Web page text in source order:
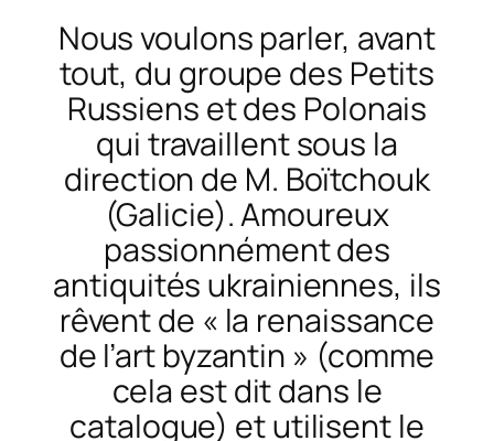
Nous voulons parler, avant
tout, du groupe des Petits
Russiens et des Polonais
qui travaillent sous la
direction de M. Boïtchouk
(Galicie). Amoureux
passionnément des
antiquités ukrainiennes, ils
rêvent de « la renaissance
de l’art byzantin » (comme
cela est dit dans le
catalogue) et utilisent le